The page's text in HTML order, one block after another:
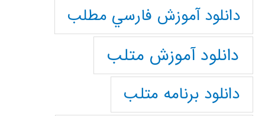
دانلود آموزش فارسي مطلب
دانلود آموزش متلب
دانلود برنامه متلب